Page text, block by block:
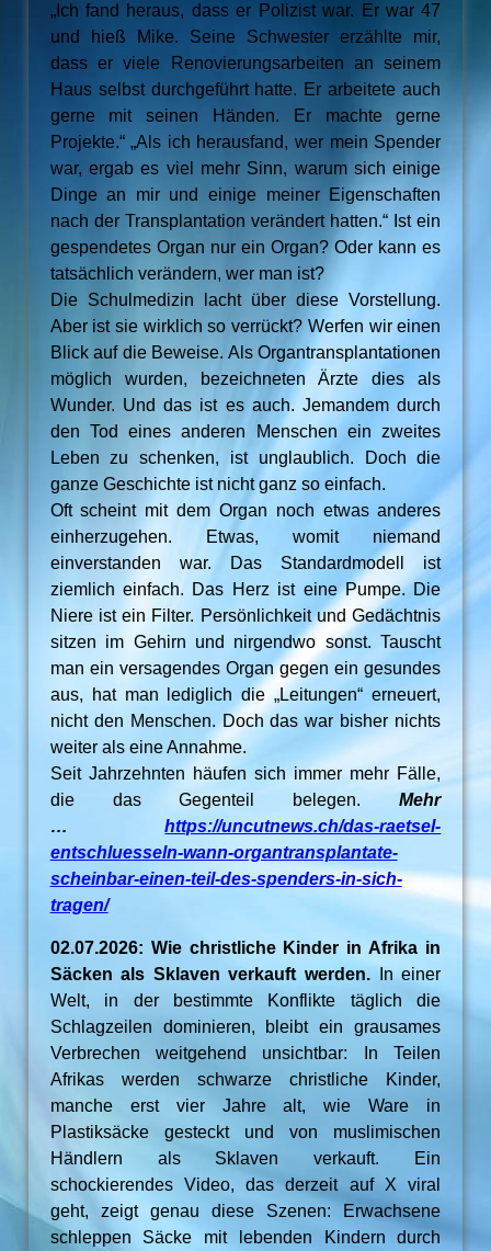
„Ich fand heraus, dass er Polizist war. Er war 47
und hieß Mike. Seine Schwester erzählte mir,
dass er viele Renovierungsarbeiten an seinem
Haus selbst durchgeführt hatte. Er arbeitete auch
gerne mit seinen Händen. Er machte gerne
Projekte.“ „Als ich herausfand, wer mein Spender
war, ergab es viel mehr Sinn, warum sich einige
Dinge an mir und einige meiner Eigenschaften
nach der Transplantation verändert hatten.“ Ist ein
gespendetes Organ nur ein Organ? Oder kann es
tatsächlich verändern, wer man ist?
Die Schulmedizin lacht über diese Vorstellung.
Aber ist sie wirklich so verrückt? Werfen wir einen
Blick auf die Beweise. Als Organtransplantationen
möglich wurden, bezeichneten Ärzte dies als
Wunder. Und das ist es auch. Jemandem durch
den Tod eines anderen Menschen ein zweites
Leben zu schenken, ist unglaublich. Doch die
ganze Geschichte ist nicht ganz so einfach.
Oft scheint mit dem Organ noch etwas anderes
einherzugehen. Etwas, womit niemand
einverstanden war. Das Standardmodell ist
ziemlich einfach. Das Herz ist eine Pumpe. Die
Niere ist ein Filter. Persönlichkeit und Gedächtnis
sitzen im Gehirn und nirgendwo sonst. Tauscht
man ein versagendes Organ gegen ein gesundes
aus, hat man lediglich die „Leitungen“ erneuert,
nicht den Menschen. Doch das war bisher nichts
weiter als eine Annahme.
Seit Jahrzehnten häufen sich immer mehr Fälle,
die das Gegenteil belegen. Mehr
…https://uncutnews.ch/das-raetsel-
entschluesseln-wann-organtransplantate-
scheinbar-einen-teil-des-spenders-in-sich-
tragen/
02.07.2026: Wie christliche Kinder in Afrika in
Säcken als Sklaven verkauft werden. In einer
Welt, in der bestimmte Konflikte täglich die
Schlagzeilen dominieren, bleibt ein grausames
Verbrechen weitgehend unsichtbar: In Teilen
Afrikas werden schwarze christliche Kinder,
manche erst vier Jahre alt, wie Ware in
Plastiksäcke gesteckt und von muslimischen
Händlern als Sklaven verkauft. Ein
schockierendes Video, das derzeit auf X viral
geht, zeigt genau diese Szenen: Erwachsene
schleppen Säcke mit lebenden Kindern durch